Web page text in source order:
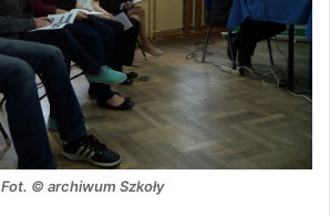
Fot. © archiwum Szkoły